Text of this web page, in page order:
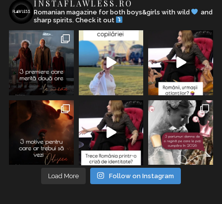
INSTAFLAWLESS.RO
Romanian magazine for both boys&girls with wild
and
sharp spirits. Check it out
Load More Follow on Instagram